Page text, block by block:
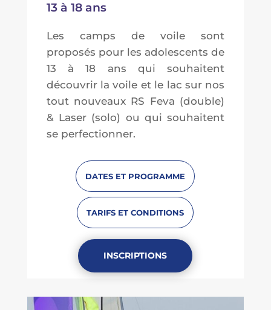
13 à 18 ans
Les camps de voile sont
proposés pour les adolescents de
13 à 18 ans qui souhaitent
découvrir la voile et le lac sur nos
tout nouveaux RS Feva (double)
& Laser (solo) ou qui souhaitent
se perfectionner.
DATES ET PROGRAMME
TARIFS ET CONDITIONS
INSCRIPTIONS